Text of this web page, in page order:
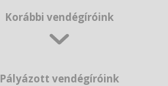
Korábbi vendégíróink
Pályázott vendégíróink